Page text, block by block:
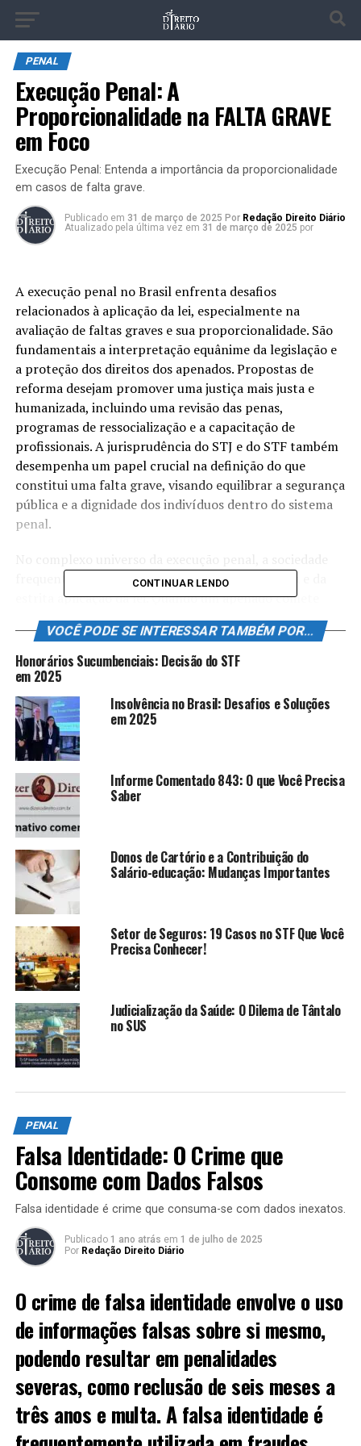
PENAL
Execução Penal: A
Proporcionalidade na FALTA GRAVE
em Foco
Execução Penal: Entenda a importância da proporcionalidade
em casos de falta grave.
Publicado em 31 de março de 2025 Por Redação Direito Diário
Atualizado pela última vez em 31 de março de 2025 por
A execução penal no Brasil enfrenta desafios
relacionados à aplicação da lei, especialmente na
avaliação de faltas graves e sua proporcionalidade. São
fundamentais a interpretação equânime da legislação e
a proteção dos direitos dos apenados. Propostas de
reforma desejam promover uma justiça mais justa e
humanizada, incluindo uma revisão das penas,
programas de ressocialização e a capacitação de
profissionais. A jurisprudência do STJ e do STF também
desempenha um papel crucial na definição do que
constitui uma falta grave, visando equilibrar a segurança
pública e a dignidade dos indivíduos dentro do sistema
penal.
frequentemente se vê frente ao dilema da justiça e da
estrita aplicação da lei. Quando um apenado comete
uma falta grave, surgem inúmeras questões sobre a
validade e a consequência de suas ações. O princípio da
proporcionalidade se torna crucial aqui, pois procura
criar um equilíbrio entre a sanção imposta e o ato
praticado, evitando assim excessos e garantindo direitos
fundamentais. Neste artigo, vamos explorar como a
falta grave está intrinsecamente ligada à execução penal
e as diferentes nuances que a jurisprudência brasileira
apresenta.
A definição de falta grave na
execução penal
A definição de falta grave na
execução penal
A falta grave na execução penal é um tema relevante
que se refere a comportamentos ou ações que colocam
em risco a segurança do sistema penitenciário ou a
ordem pública. Essa definição é importante, pois envolve
penalidades que podem ser aplicadas aos apenados,
afetando a execução de suas penas. Ao considerarmos o
que é considerado uma falta grave, podemos destacar:
autoridade ou a ordem estabelecida pode ser
classificada como uma falta grave, resultando em
consequências severas.
Agressões a outros internos ou a
funcionários:Comportamentos violentos são
podem resultar em sanções adicionais.
uma das faltas mais severas, refletindo um
desrespeito completo pela legislação e
segurança.
Posse de ilegalidade (drogas, armas):
introdução de itens proibidos dentro do sistema
penitenciário não só configura uma falta grave,
como também pode resultar em novos processos
judiciais.
CONTINUAR LENDO
VOCÊ PODE SE INTERESSAR TAMBÉM POR...
Honorários Sucumbenciais: Decisão do STF
em 2025
Insolvência no Brasil: Desafios e Soluções
em 2025
Informe Comentado 843: O que Você Precisa
Saber
Donos de Cartório e a Contribuição do
Salário-educação: Mudanças Importantes
Setor de Seguros: 19 Casos no STF Que Você
Precisa Conhecer!
Judicialização da Saúde: O Dilema de Tântalo
no SUS
PENAL
Falsa Identidade: O Crime que
Consome com Dados Falsos
Falsa identidade é crime que consuma-se com dados inexatos.
Publicado 1 ano atrás em 1 de julho de 2025
Por Redação Direito Diário
O crime de falsa identidade envolve o uso
de informações falsas sobre si mesmo,
podendo resultar em penalidades
severas, como reclusão de seis meses a
três anos e multa. A falsa identidade é